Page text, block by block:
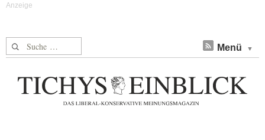
Suche nach: Menü